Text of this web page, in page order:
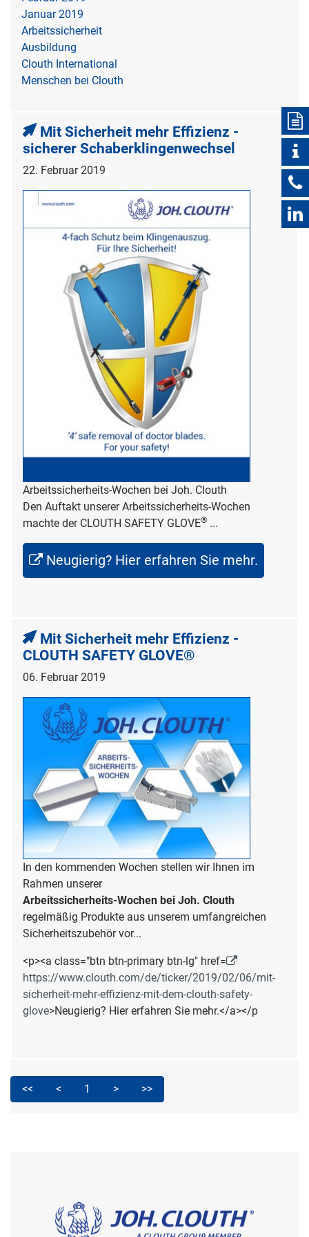
Januar 2019
Arbeitssicherheit
Ausbildung
Clouth International
Menschen bei Clouth
Mit Sicherheit mehr Effizienz -
sicherer Schaberklingenwechsel
22. Februar 2019
Arbeitssicherheits-Wochen bei Joh. Clouth
Den Auftakt unserer Arbeitssicherheits-Wochen
machte der CLOUTH SAFETY GLOVE® ...
Neugierig? Hier erfahren Sie mehr.
Mit Sicherheit mehr Effizienz -
CLOUTH SAFETY GLOVE®
06. Februar 2019
In den kommenden Wochen stellen wir Ihnen im
Rahmen unserer
Arbeitssicherheits-Wochen bei Joh. Clouth
regelmäßig Produkte aus unserem umfangreichen
Sicherheitszubehör vor...
<p><a class="btn btn-primary btn-lg" href=
https://www.clouth.com/de/ticker/2019/02/06/mit-
sicherheit-mehr-effizienz-mit-dem-clouth-safety-
glove>Neugierig? Hier erfahren Sie mehr.</a></p
<< < 1 > >>